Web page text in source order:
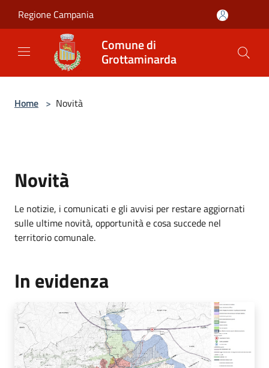
Regione Campania
Comune di
Grottaminarda
Home > Novità
Novità
Le notizie, i comunicati e gli avvisi per restare aggiornati
sulle ultime novità, opportunità e cosa succede nel
territorio comunale.
In evidenza